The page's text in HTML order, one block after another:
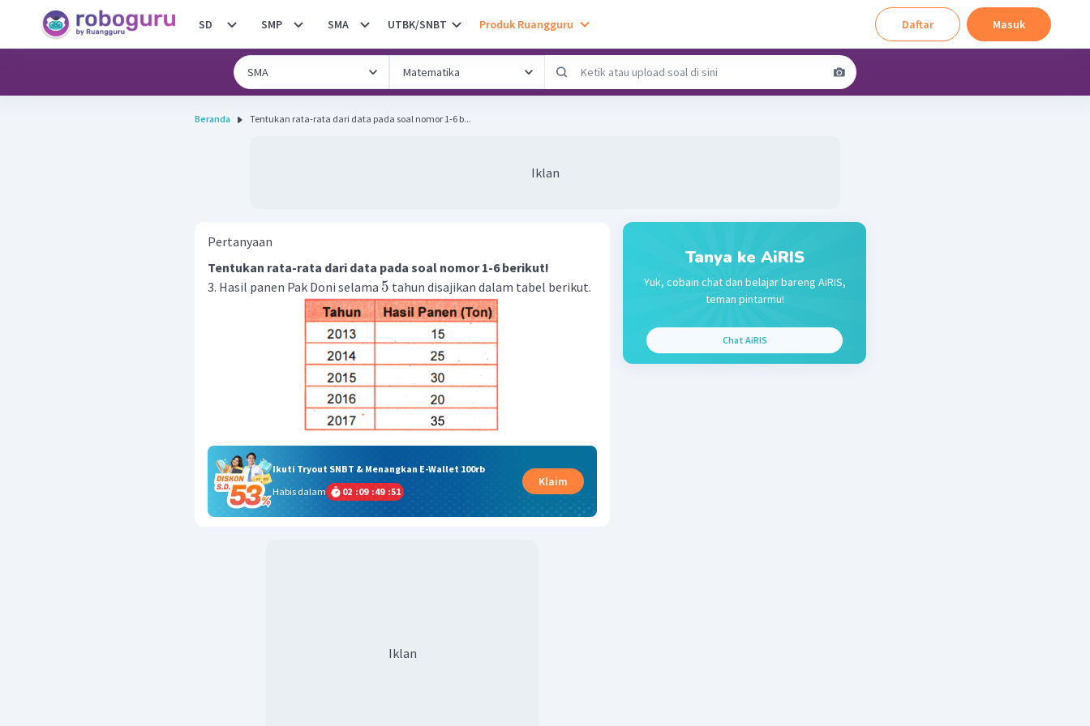
SD SMP SMA UTBK/SNBT Produk Ruangguru Daftar Masuk
Beranda Tentukan rata-rata dari data pada soal nomor 1-6 b...
Iklan
Pertanyaan
Tentukan rata-rata dari data pada soal nomor 1-6 berikut!
3. Hasil panen Pak Doni selama 5 tahun disajikan dalam tabel berikut.
Ikuti Tryout SNBT & Menangkan E-Wallet 100rb
Habis dalam
02 :09 :49 :51
Klaim
Iklan
Tanya ke AiRIS
Yuk, cobain chat dan belajar bareng AiRIS,
teman pintarmu!
Chat AiRIS